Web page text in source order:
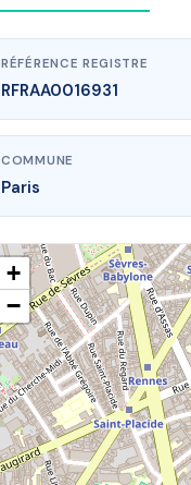
RÉFÉRENCE REGISTRE
RFRAA0016931
COMMUNE
Paris
+
−